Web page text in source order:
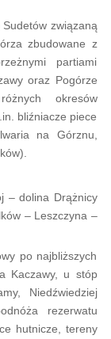
związaną
zbudowane z
partiami
oraz Pogórze
okresów
bliźniacze piece
na Górznu,
– dolina Drążnicy
– Leszczyna –
po najbliższych
Kaczawy, u stóp
Niedźwiedziej
rezerwatu
hutnicze, tereny